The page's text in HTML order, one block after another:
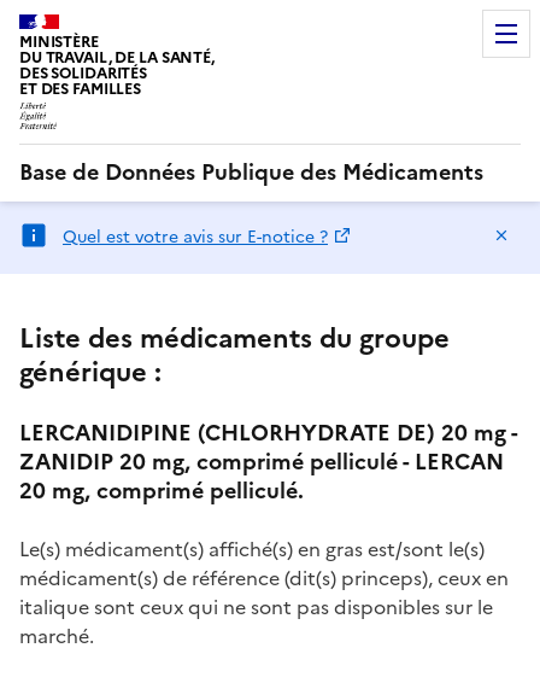
MINISTÈRE
DU TRAVAIL, DE LA SANTÉ,
DES SOLIDARITÉS
ET DES FAMILLES
Base de Données Publique des Médicaments
Quel est votre avis sur E-notice ?
Liste des médicaments du groupe
générique :
LERCANIDIPINE (CHLORHYDRATE DE) 20 mg -
ZANIDIP 20 mg, comprimé pelliculé - LERCAN
20 mg, comprimé pelliculé.
Le(s) médicament(s) affiché(s) en gras est/sont le(s)
médicament(s) de référence (dit(s) princeps), ceux en
italique sont ceux qui ne sont pas disponibles sur le
marché.